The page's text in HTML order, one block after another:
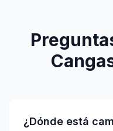
¿Dónde está